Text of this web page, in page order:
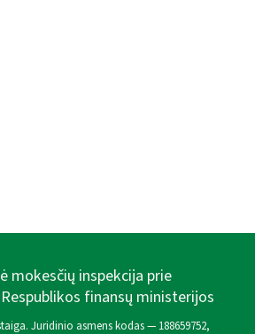
mokesčių inspekcija prie
finansų ministerijos
Juridinio asmens kodas — 188659752,